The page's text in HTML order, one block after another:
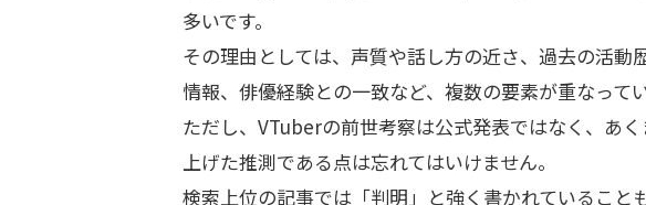
多いです。
その理由としては、声質や話し方の近さ、過去の活動
情報、俳優経験との一致など、複数の要素が重なって
ただし、VTuberの前世考察は公式発表ではなく、あ
上げた推測である点は忘れてはいけません。
検索上位の記事では「判明」と強く書かれていること